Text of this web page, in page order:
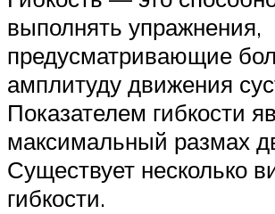
выполнять упражнения,
предусматривающие
амплитуду движения
Показателем гибкости
максимальный размах
Существует несколько
гибкости.